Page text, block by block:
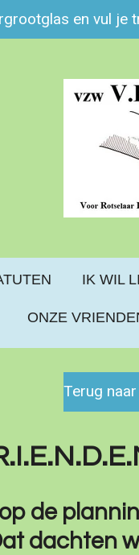
en vul je
IK WIL
ONZE
Terug
de
dachten